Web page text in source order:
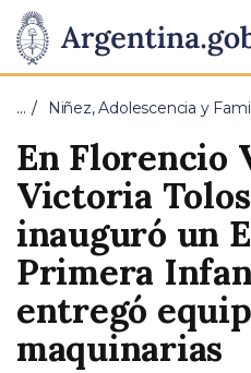
Presidencia
de
la
Nación
Pasar al contenido
… Niñez, Adolescencia y
En Florencio
Victoria
inauguró un
Primera
entregó
maquinarias